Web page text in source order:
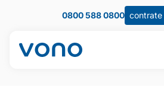
0800 588 0800 contrate